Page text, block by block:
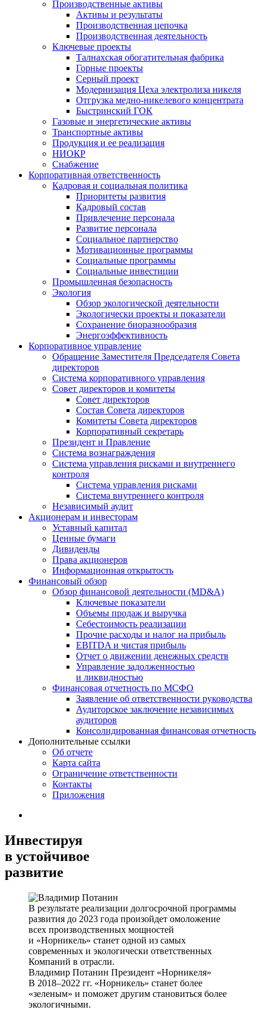
Производственные активы
Активы и результаты
Производственная цепочка
Производственная деятельность
Ключевые проекты
Талнахская обогатительная фабрика
Горные проекты
Серный проект
Модернизация Цеха электролиза никеля
Отгрузка медно-никелевого концентрата
Быстринский ГОК
Газовые и энергетические активы
Транспортные активы
Продукция и ее реализация
НИОКР
Снабжение
Корпоративная ответственность
Кадровая и социальная политика
Приоритеты развития
Кадровый состав
Привлечение персонала
Развитие персонала
Социальное партнерство
Мотивационные программы
Социальные программы
Социальные инвестиции
Промышленная безопасность
Экология
Обзор экологической деятельности
Экологически проекты и показатели
Сохранение биоразнообразия
Энергоэффективность
Корпоративное управление
Обращение Заместителя Председателя Совета
директоров
Система корпоративного управления
Совет директоров и комитеты
Совет директоров
Состав Совета директоров
Комитеты Совета директоров
Корпоративный секретарь
Президент и Правление
Система вознаграждения
Система управления рисками и внутреннего
контроля
Система управления рисками
Система внутреннего контроля
Независимый аудит
Акционерам и инвесторам
Уставный капитал
Ценные бумаги
Дивиденды
Права акционеров
Информационная открытость
Финансовый обзор
Обзор финансовой деятельности (MD&A)
Ключевые показатели
Объемы продаж и выручка
Себестоимость реализации
Прочие расходы и налог на прибыль
EBITDA и чистая прибыль
Отчет о движении денежных средств
Управление задолженностью
и ликвидностью
Финансовая отчетность по МСФО
Заявление об ответственности руководства
Аудиторское заключение независимых
аудиторов
Консолидированная финансовая отчетность
Дополнительные ссылки
Об отчете
Карта сайта
Ограничение ответственности
Контакты
Приложения
Инвестируя
в устойчивое
развитие
В результате реализации долгосрочной программы
развития до 2023 года произойдет омоложение
всех производственных мощностей
и «Норникель» станет одной из самых
современных и экологически ответственных
Компаний в отрасли.
Владимир Потанин Президент «Норникеля»
В 2018–2022 гг. «Норникель» станет более
«зеленым» и поможет другим становиться более
экологичными.